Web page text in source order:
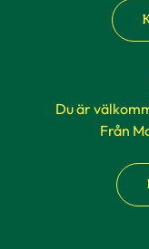
Du är
Från